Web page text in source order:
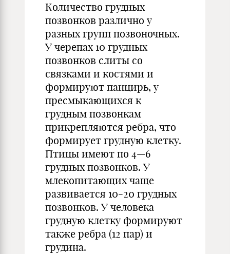
Количество грудных
позвонков различно у
разных групп позвоночных.
У черепах 10 грудных
позвонков слиты со
связками и костями и
формируют панцирь, у
пресмыкающихся к
грудным позвонкам
прикрепляются ребра, что
формирует грудную клетку.
Птицы имеют по 4—6
грудных позвонков. У
млекопитающих чаще
развивается 10-20 грудных
позвонков. У человека
грудную клетку формируют
также ребра (12 пар) и
грудина.